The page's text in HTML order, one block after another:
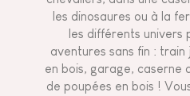
les dinosaures ou à la
les différents univers
aventures sans fin :
en bois, garage, caserne
de poupées en bois !